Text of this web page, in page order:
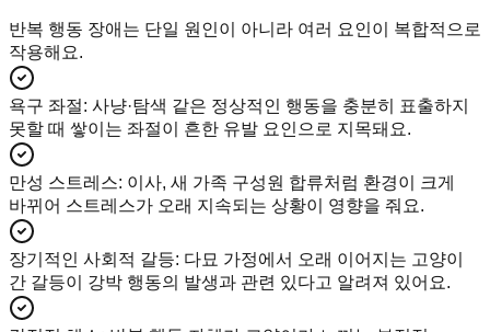
반복 행동 장애는 단일 원인이 아니라 여러 요인이 복합적으로
작용해요.
욕구 좌절: 사냥·탐색 같은 정상적인 행동을 충분히 표출하지
못할 때 쌓이는 좌절이 흔한 유발 요인으로 지목돼요.
만성 스트레스: 이사, 새 가족 구성원 합류처럼 환경이 크게
바뀌어 스트레스가 오래 지속되는 상황이 영향을 줘요.
장기적인 사회적 갈등: 다묘 가정에서 오래 이어지는 고양이
간 갈등이 강박 행동의 발생과 관련 있다고 알려져 있어요.